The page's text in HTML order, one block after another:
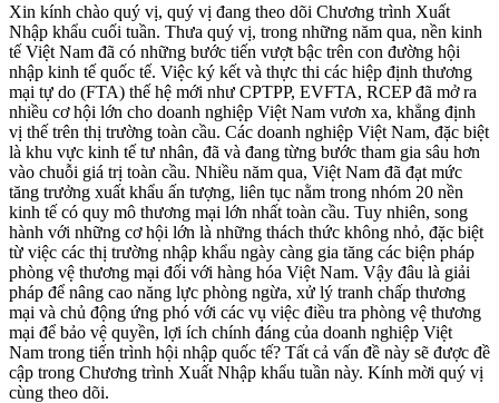
Xin kính chào quý vị, quý vị đang theo dõi Chương trình Xuất
Nhập khẩu cuối tuần. Thưa quý vị, trong những năm qua, nền kinh
tế Việt Nam đã có những bước tiến vượt bậc trên con đường hội
nhập kinh tế quốc tế. Việc ký kết và thực thi các hiệp định thương
mại tự do (FTA) thế hệ mới như CPTPP, EVFTA, RCEP đã mở ra
nhiều cơ hội lớn cho doanh nghiệp Việt Nam vươn xa, khẳng định
vị thế trên thị trường toàn cầu. Các doanh nghiệp Việt Nam, đặc biệt
là khu vực kinh tế tư nhân, đã và đang từng bước tham gia sâu hơn
vào chuỗi giá trị toàn cầu. Nhiều năm qua, Việt Nam đã đạt mức
tăng trưởng xuất khẩu ấn tượng, liên tục nằm trong nhóm 20 nền
kinh tế có quy mô thương mại lớn nhất toàn cầu. Tuy nhiên, song
hành với những cơ hội lớn là những thách thức không nhỏ, đặc biệt
từ việc các thị trường nhập khẩu ngày càng gia tăng các biện pháp
phòng vệ thương mại đối với hàng hóa Việt Nam. Vậy đâu là giải
pháp để nâng cao năng lực phòng ngừa, xử lý tranh chấp thương
mại và chủ động ứng phó với các vụ việc điều tra phòng vệ thương
mại để bảo vệ quyền, lợi ích chính đáng của doanh nghiệp Việt
Nam trong tiến trình hội nhập quốc tế? Tất cả vấn đề này sẽ được đề
cập trong Chương trình Xuất Nhập khẩu tuần này. Kính mời quý vị
cùng theo dõi.